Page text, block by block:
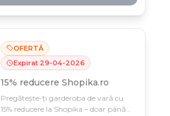
OFERTĂ
Expirat 29-04-2026
15% reducere Shopika.ro
Pregătește-ți garderoba de vară cu
15% reducere la Shopika – doar până